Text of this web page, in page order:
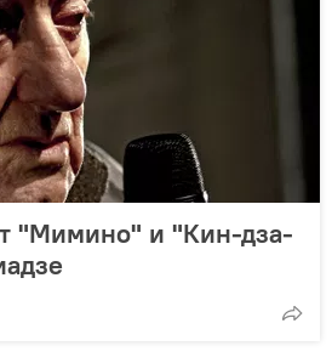
"Мимино" и "Кин-дза-